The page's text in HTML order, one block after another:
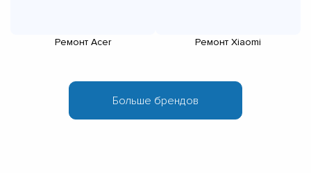
Ремонт Acer Ремонт Xiaomi